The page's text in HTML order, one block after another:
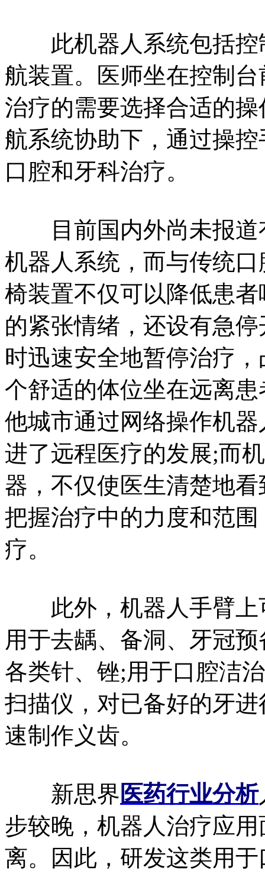
此机器人系统包括控
航装置。医师坐在控制
治疗的需要选择合适的
航系统协助下，通过操
口腔和牙科治疗。
目前国内外尚未报道
机器人系统，而与传统
椅装置不仅可以降低患
的紧张情绪，还设有急
时迅速安全地暂停治疗
个舒适的体位坐在远离
他城市通过网络操作机
进了远程医疗的发展;而
器，不仅使医生清楚地
把握治疗中的力度和范
疗。
此外，机器人手臂上
用于去龋、备洞、牙冠
各类针、锉;用于口腔洁
扫描仪，对已备好的牙
速制作义齿。
新思界 医药行业分析
步较晚，机器人治疗应
离。因此，研发这类用